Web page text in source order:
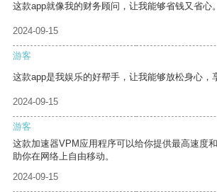
这款app就像我的财务顾问，让我能够省钱又省心。
2024-09-15
游客
这款app是我娱乐的好帮手，让我能够放松身心，
2024-09-15
游客
这款加速器VPM应用程序可以给你提供最高速度
助你在网络上自由移动。
2024-09-15